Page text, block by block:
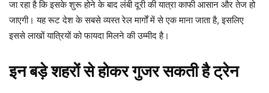
जा रहा है कि इसके शुरू होने के बाद लंबी दूरी की यात्रा काफी आसान और तेज हो
जाएगी। यह रूट देश के सबसे व्यस्त रेल मार्गों में से एक माना जाता है, इसलिए
इससे लाखों यात्रियों को फायदा मिलने की उम्मीद है।
इन बड़े शहरों से होकर गुजर सकती है ट्रेन